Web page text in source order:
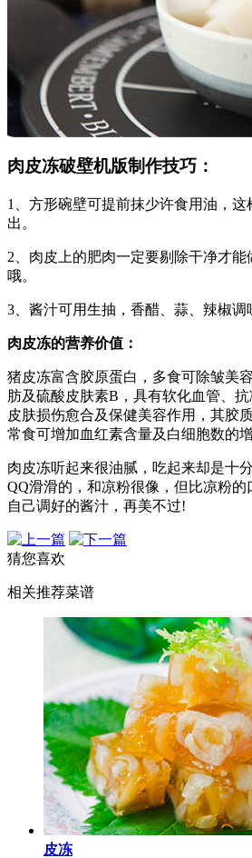
肉皮冻破壁机版制作技巧：
1、方形碗壁可提前抹少许食用油，这
出。
2、肉皮上的肥肉一定要剔除干净才
哦。
3、酱汁可用生抽，香醋、蒜、辣椒调
肉皮冻的营养价值：
猪皮冻富含胶原蛋白，多食可除皱美
肪及硫酸皮肤素B，具有软化血管、
皮肤损伤愈合及保健美容作用，其胶
常食可增加血红素含量及白细胞数的
肉皮冻听起来很油腻，吃起来却是十
QQ滑滑的，和凉粉很像，但比凉粉
自己调好的酱汁，再美不过!
猜您喜欢
相关推荐菜谱
皮冻